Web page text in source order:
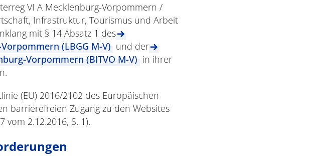
VI A Mecklenburg-Vorpommern /
Infrastruktur, Tourismus und Arbeit
mit § 14 Absatz 1 des
(LBGG M-V) und der
Vorpommern (BITVO M-V) in ihrer
(EU) 2016/2102 des Europäischen
barrierefreien Zugang zu den Websites
2.12.2016, S. 1).